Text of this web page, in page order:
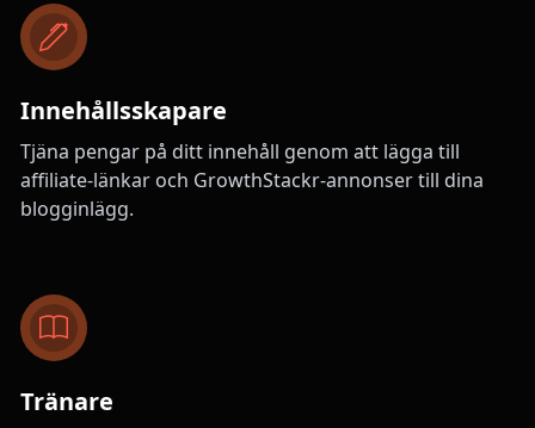
Innehållsskapare
Tjäna pengar på ditt innehåll genom att lägga till
affiliate-länkar och GrowthStackr-annonser till dina
blogginlägg.
Tränare